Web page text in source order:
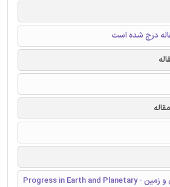
درج شده است
پیشرفت در علوم سیاره ای و زمین - Progress in Earth and Planetary